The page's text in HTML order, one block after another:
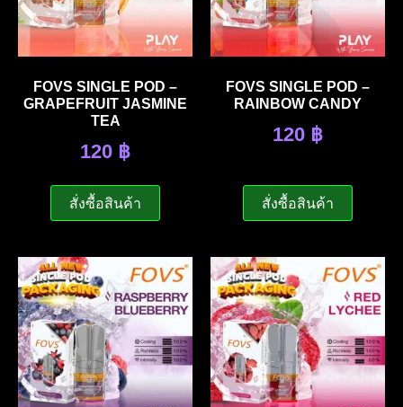
FOVS SINGLE POD –
GRAPEFRUIT JASMINE
TEA
120 ฿
สั่งซื้อสินค้า
FOVS SINGLE POD –
RAINBOW CANDY
120 ฿
สั่งซื้อสินค้า